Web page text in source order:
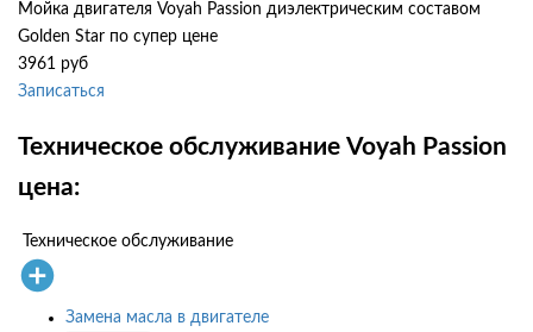
Мойка двигателя Voyah Passion диэлектрическим составом
Golden Star по супер цене
3961 руб
Записаться
Техническое обслуживание Voyah Passion
цена:
Техническое обслуживание
Замена масла в двигателе